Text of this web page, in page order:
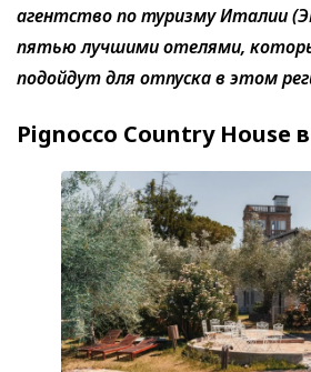
агентство по туризму Италии
пятью лучшими отелями,
подойдут для отпуска в этом
Pignocco Country House